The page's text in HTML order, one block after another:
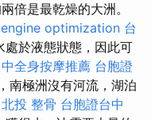
倍是最乾燥的大洲。
optimization 台
處於液態狀態，因此可
全身按摩推薦 台胞證
南極洲沒有河流，湖泊
北投 整骨 台胞證台中